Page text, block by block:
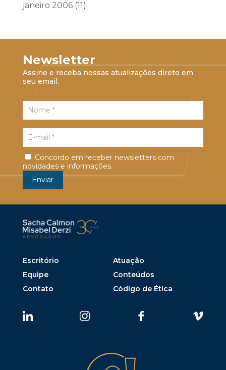
janeiro 2006(11)
Newsletter
Assine e receba nossas atualizações direto em
seu email.
Concordo em receber newsletters com
novidades e informações.
Escritório
Atuação
Equipe
Conteúdos
Contato
Código de Ética